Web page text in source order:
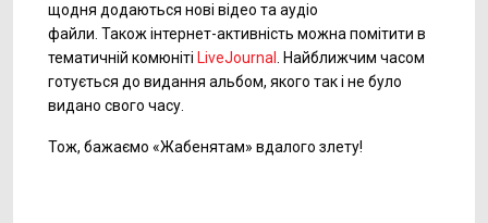
щодня додаються нові відео та аудіо
файли. Також інтернет-активність можна помітити в
тематичній комюніті LiveJournal
. Найближчим часом
готується до видання альбом, якого так і не було
видано свого часу.
Тож, бажаємо «Жабенятам» вдалого злету!